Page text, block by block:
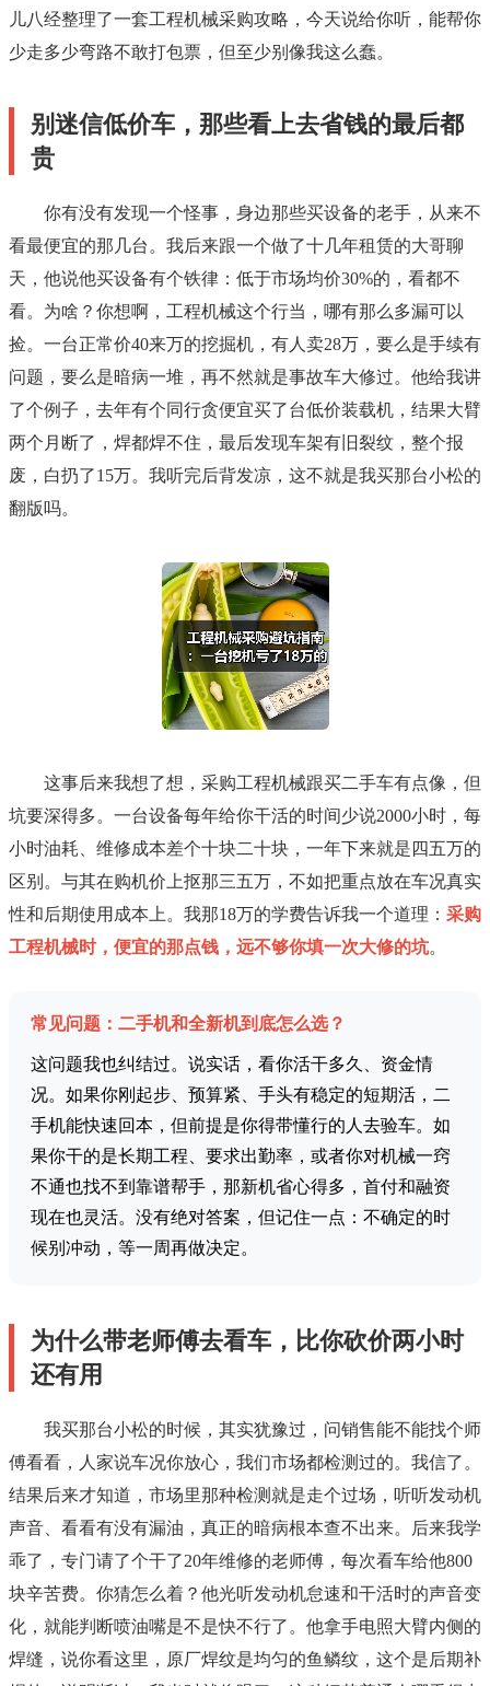
儿八经整理了一套工程机械采购攻略，今天说给你听，能帮你
少走多少弯路不敢打包票，但至少别像我这么蠢。
别迷信低价车，那些看上去省钱的最后都
贵
你有没有发现一个怪事，身边那些买设备的老手，从来不
看最便宜的那几台。我后来跟一个做了十几年租赁的大哥聊
天，他说他买设备有个铁律：低于市场均价30%的，看都不
看。为啥？你想啊，工程机械这个行当，哪有那么多漏可以
捡。一台正常价40来万的挖掘机，有人卖28万，要么是手续有
问题，要么是暗病一堆，再不然就是事故车大修过。他给我讲
了个例子，去年有个同行贪便宜买了台低价装载机，结果大臂
两个月断了，焊都焊不住，最后发现车架有旧裂纹，整个报
废，白扔了15万。我听完后背发凉，这不就是我买那台小松的
翻版吗。
这事后来我想了想，采购工程机械跟买二手车有点像，但
坑要深得多。一台设备每年给你干活的时间少说2000小时，每
小时油耗、维修成本差个十块二十块，一年下来就是四五万的
区别。与其在购机价上抠那三五万，不如把重点放在车况真实
性和后期使用成本上。我那18万的学费告诉我一个道理： 采购
工程机械时，便宜的那点钱，远不够你填一次大修的坑。
常见问题：二手机和全新机到底怎么选？
这问题我也纠结过。说实话，看你活干多久、资金情
况。如果你刚起步、预算紧、手头有稳定的短期活，二
手机能快速回本，但前提是你得带懂行的人去验车。如
果你干的是长期工程、要求出勤率，或者你对机械一窍
不通也找不到靠谱帮手，那新机省心得多，首付和融资
现在也灵活。没有绝对答案，但记住一点：不确定的时
候别冲动，等一周再做决定。
为什么带老师傅去看车，比你砍价两小时
还有用
我买那台小松的时候，其实犹豫过，问销售能不能找个师
傅看看，人家说车况你放心，我们市场都检测过的。我信了。
结果后来才知道，市场里那种检测就是走个过场，听听发动机
声音、看看有没有漏油，真正的暗病根本查不出来。后来我学
乖了，专门请了个干了20年维修的老师傅，每次看车给他800
块辛苦费。你猜怎么着？他光听发动机怠速和干活时的声音变
化，就能判断喷油嘴是不是快不行了。他拿手电照大臂内侧的
焊缝，说你看这里，原厂焊纹是均匀的鱼鳞纹，这个是后期补